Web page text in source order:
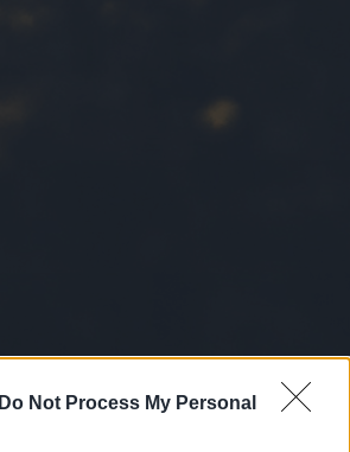
Do Not Process My Personal